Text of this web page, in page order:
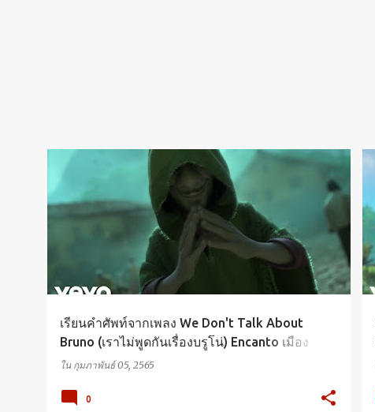
เรียนคำศัพท์จากเพลง We Don't Talk About
Bruno (เราไม่พูดกันเรื่องบรูโน่) Encanto เมือง
เวทมนตร์คนมหัศจรรย์
ใน กุมภาพันธ์ 05, 2565
VOCABULARY
0